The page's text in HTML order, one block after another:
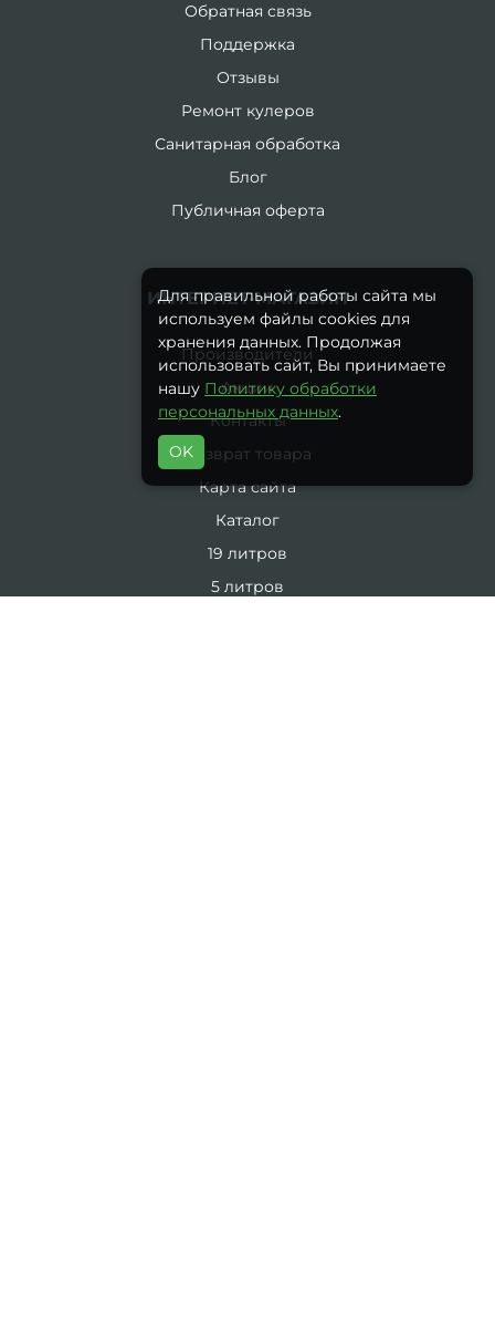
Обратная связь
Поддержка
Отзывы
Ремонт кулеров
Санитарная обработка
Блог
Публичная оферта
ИНТЕРНЕТ-МАГАЗИН
Производители
Акции
Контакты
Возврат товара
Карта сайта
Каталог
19 литров
5 литров
Для правильной работы сайта мы
используем файлы cookies для
хранения данных. Продолжая
использовать сайт, Вы принимаете
нашу Политику обработки
персональных данных.
OK